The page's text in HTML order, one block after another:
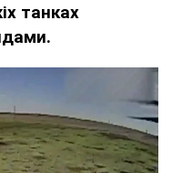
танках